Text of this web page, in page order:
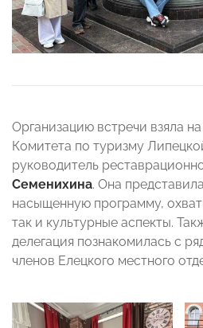
Организацию встречи взяла
Комитета по туризму
руководитель
Семенихина. Она
насыщенную программу,
так и культурные аспекты.
делегация познакомилась с
членов Елецкого местного